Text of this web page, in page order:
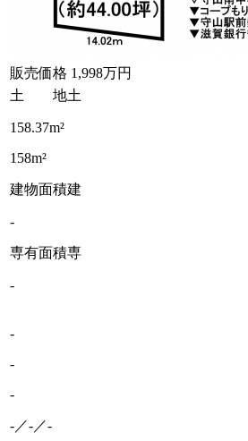
販売価格 1,998万円
土 地土
158.37m²
158m²
建物面積建
-
専有面積専
-
-
-
-
-／-／-